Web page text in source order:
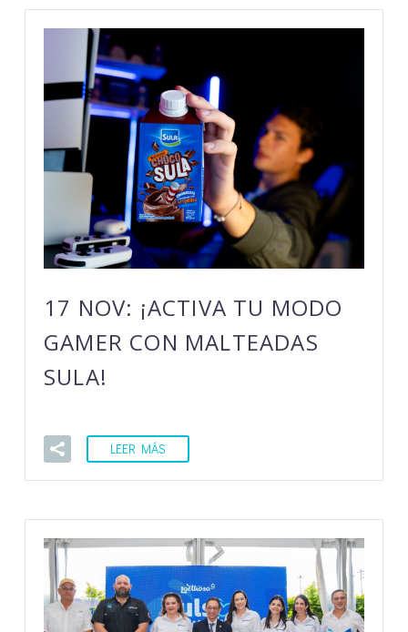
17 NOV: ¡ACTIVA TU MODO
GAMER CON MALTEADAS
SULA!
LEER MÁS